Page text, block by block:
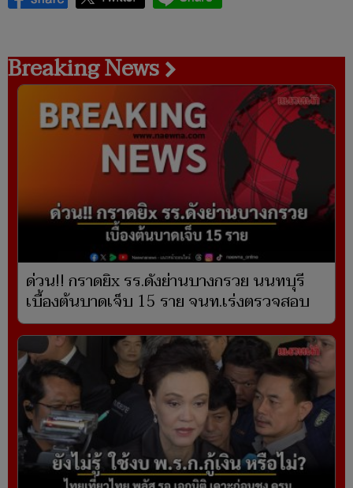
Breaking News
ด่วน!! กราดยิx รร.ดังย่านบางกรวย นนทบุรี
เบื้องต้นบาดเจ็บ 15 ราย จนท.เร่งตรวจสอบ